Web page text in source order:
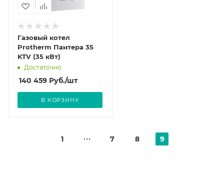
Газовый котел
Protherm Пантера 35
KTV (35 кВт)
Достаточно
140 459 Руб./шт
В КОРЗИНУ
1 7 8 9